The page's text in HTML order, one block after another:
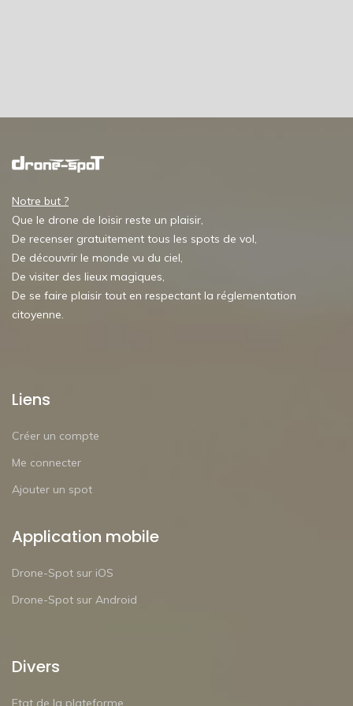
Notre but ?
Que le drone de loisir reste un plaisir,
De recenser gratuitement tous les spots de vol,
De découvrir le monde vu du ciel,
De visiter des lieux magiques,
De se faire plaisir tout en respectant la réglementation
citoyenne.
Liens
Créer un compte
Me connecter
Ajouter un spot
Application mobile
Drone-Spot sur iOS
Drone-Spot sur Android
Divers
Etat de la plateforme